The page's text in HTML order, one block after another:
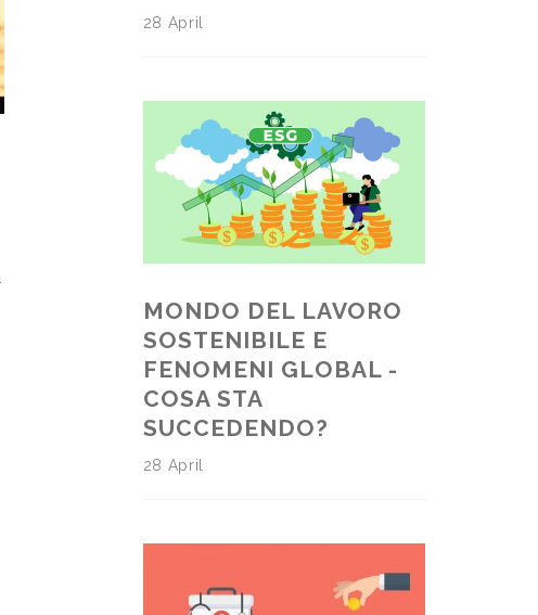
28 April
MONDO DEL LAVORO
SOSTENIBILE E
FENOMENI GLOBAL -
COSA STA
SUCCEDENDO?
28 April